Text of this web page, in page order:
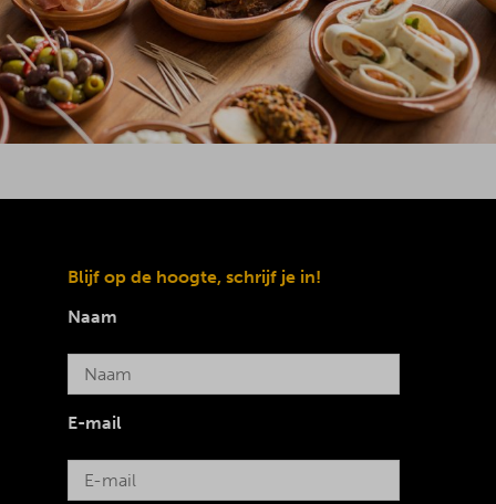
Blijf op de hoogte, schrijf je in!
Naam
E-mail